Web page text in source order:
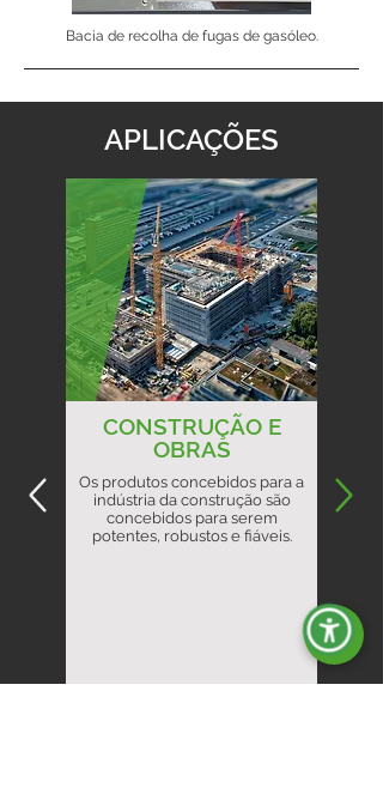
Bacia de recolha de fugas de gasóleo.
APLICAÇÕES
CONSTRUÇÃO E
OBRAS
Os produtos concebidos para a
indústria da construção são
concebidos para serem
potentes, robustos e fiáveis.